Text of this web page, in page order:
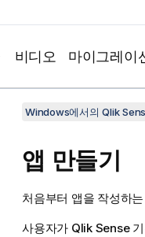
비디오 마이그레이
Windows에서의 Qlik
앱 만들기
처음부터 앱을 작성하
사용자가 Qlik Sense기